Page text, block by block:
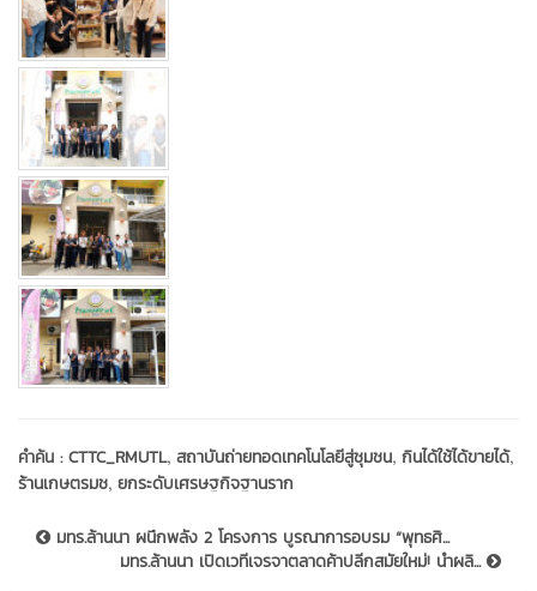
คำค้น :CTTC_RMUTL, สถาบันถ่ายทอดเทคโนโลยีสู่ชุมชน, กินได้ใช้ได้ขายได้,
ร้านเกษตรมช, ยกระดับเศรษฐกิจฐานราก
มทร.ล้านนา ผนึกพลัง 2 โครงการ บูรณาการอบรม “พุทธศิ...
มทร.ล้านนา เปิดเวทีเจรจาตลาดค้าปลีกสมัยใหม่! นำผลิ...